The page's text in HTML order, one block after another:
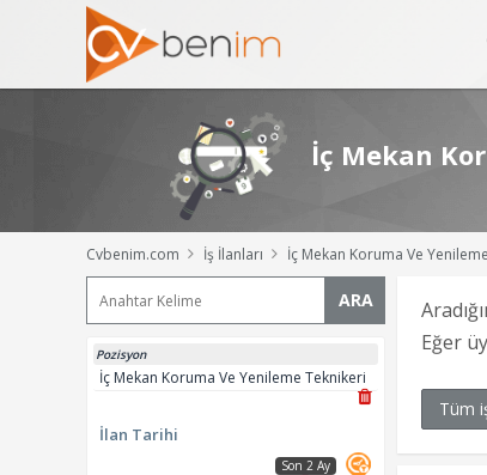
İç Mekan
Cvbenim.com İş İlanları İç Mekan Koruma Ve
ARA
Pozisyon
İç Mekan Koruma Ve Yenileme Teknikeri
İlan Tarihi
Son 2 Ay
Eğer
Tüm